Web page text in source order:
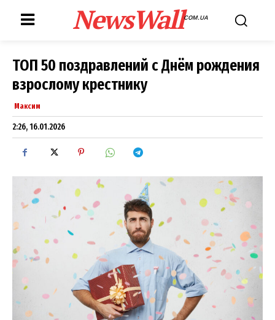
NewsWallCOM.UA
ТОП 50 поздравлений с Днём рождения
взрослому крестнику
Максим
2:26, 16.01.2026